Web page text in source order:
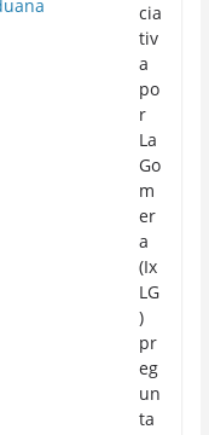
cia
tiv
a
po
r
La
Go
m
er
a
(Ix
LG
)
pr
eg
un
ta